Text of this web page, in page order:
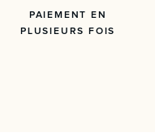
PAIEMENT EN
PLUSIEURS FOIS